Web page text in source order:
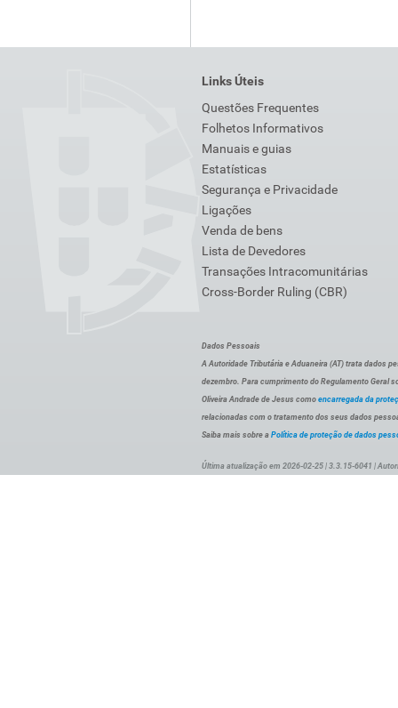
Links Úteis
Questões Frequentes
Folhetos Informativos
Manuais e guias
Estatísticas
Segurança e Privacidade
Ligações
Venda de bens
Lista de Devedores
Transações Intracomunitárias
Cross-Border Ruling (CBR)
Dados Pessoais
A Autoridade Tributária e Aduaneira (AT) trata dados
dezembro. Para cumprimento do Regulamento Geral
Oliveira Andrade de Jesus como encarregada da
relacionadas com o tratamento dos seus dados
Saiba mais sobre a Política de proteção de dados
Última atualização em 2026-02-25 | 3.3.15-6041 |